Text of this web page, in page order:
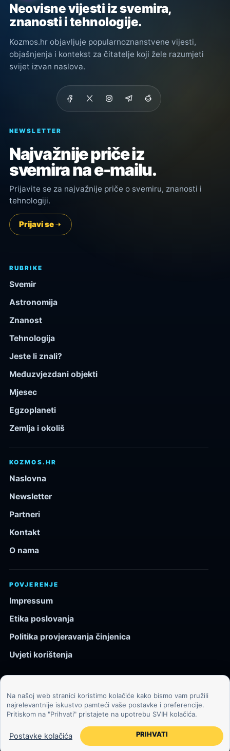
Neovisne vijesti iz svemira,
znanosti i tehnologije.
Kozmos.hr objavljuje popularnoznanstvene vijesti,
objašnjenja i kontekst za čitatelje koji žele razumjeti
svijet izvan naslova.
NEWSLETTER
Najvažnije priče iz
svemira na e-mailu.
Prijavite se za najvažnije priče o svemiru, znanosti i
tehnologiji.
Prijavi se
RUBRIKE
Svemir
Astronomija
Znanost
Tehnologija
Jeste li znali?
Međuzvjezdani objekti
Mjesec
Egzoplaneti
Zemlja i okoliš
KOZMOS.HR
Naslovna
Newsletter
Partneri
Kontakt
O nama
POVJERENJE
Impressum
Etika poslovanja
Politika provjeravanja činjenica
Uvjeti korištenja
© 2026 Kozmos.hr. Sva prava pridržana.
Svemir, znanost, tehnologija i velike ideje za znatiželjne
čitatelje.
Na našoj web stranici koristimo kolačiće kako bismo vam pružili
najrelevantnije iskustvo pamteći vaše postavke i preferencije.
Pritiskom na "Prihvati" pristajete na upotrebu SVIH kolačića.
Postavke kolačića PRIHVATI